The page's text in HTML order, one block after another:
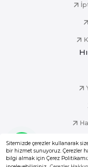
Sitemizde çerezler kullanarak
bir hizmet sunuyoruz. Çerezler
bilgi almak için Çerez
© Tüm Hakları Saklıdır.